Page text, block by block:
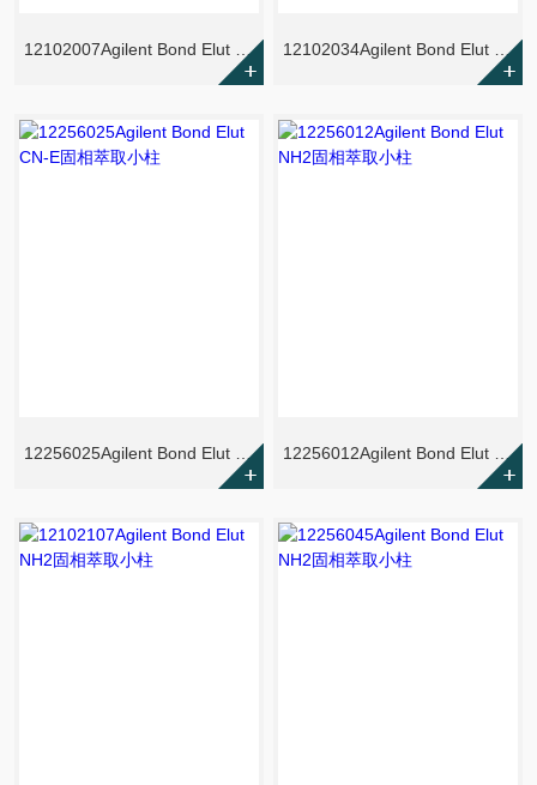
12102007Agilent Bond Elut CN-E固相萃取小柱 12102034Agilent Bond Elut CN-E固相萃取小柱
12256025Agilent Bond Elut CN-E固相萃取小柱 12256012Agilent Bond Elut NH2固相萃取小柱